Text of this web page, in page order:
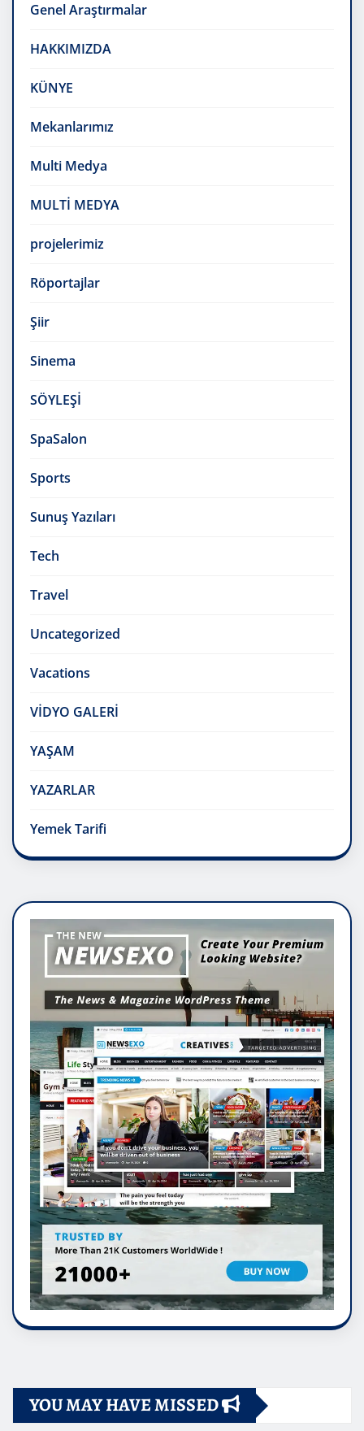
Genel Araştırmalar
HAKKIMIZDA
KÜNYE
Mekanlarımız
Multi Medya
MULTİ MEDYA
projelerimiz
Röportajlar
Şiir
Sinema
SÖYLEŞİ
SpaSalon
Sports
Sunuş Yazıları
Tech
Travel
Uncategorized
Vacations
VİDYO GALERİ
YAŞAM
YAZARLAR
Yemek Tarifi
YOU MAY HAVE MISSED